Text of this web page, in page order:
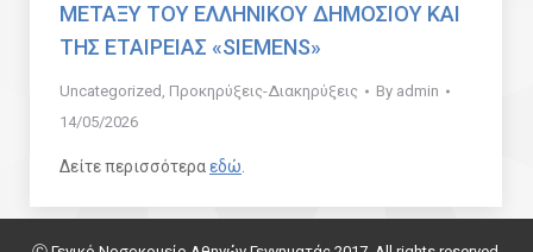
ΜΕΤΑΞΥ ΤΟΥ ΕΛΛΗΝΙΚΟΥ ΔΗΜΟΣΙΟΥ ΚΑΙ
ΤΗΣ ΕΤΑΙΡΕΙΑΣ «SIEMENS»
Uncategorized , Προκηρύξεις-Διακηρύξεις By admin
14/05/2026
Δείτε περισσότεραεδώ